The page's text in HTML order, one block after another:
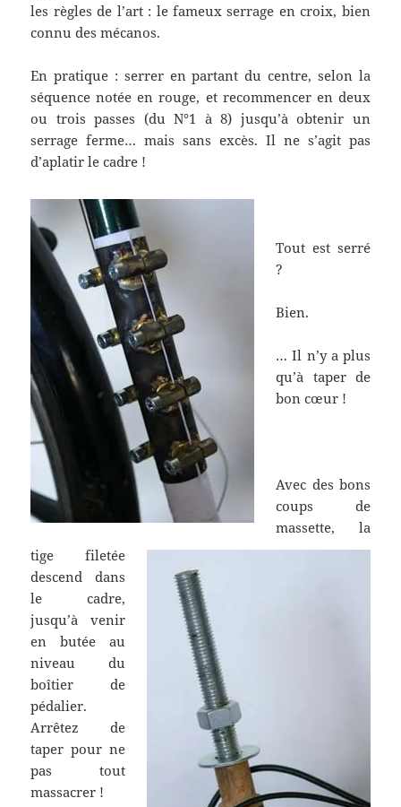
les règles de l’art : le fameux serrage en croix, bien
connu des mécanos.
En pratique : serrer en partant du centre, selon la
séquence notée en rouge, et recommencer en deux
ou trois passes (du N°1 à 8) jusqu’à obtenir un
serrage ferme… mais sans excès. Il ne s’agit pas
d’aplatir le cadre !
Tout est serré
?
Bien.
… Il n’y a plus
qu’à taper de
bon cœur !
Avec des bons
coups de
massette, la
tige filetée
descend dans
le cadre,
jusqu’à venir
en butée au
niveau du
boîtier de
pédalier.
Arrêtez de
taper pour ne
pas tout
massacrer !